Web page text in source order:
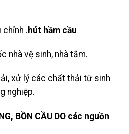
chỉnh . hút hầm cầu
nhà vệ sinh, nhà tắm.
xử lý các chất thải từ sinh
nghiệp.
BỒN CẦU DO các nguồn